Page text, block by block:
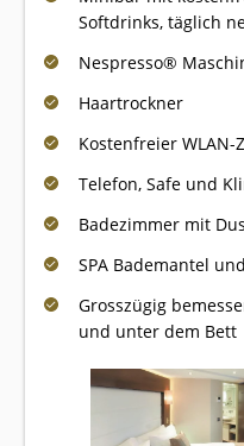
Softdrinks, täglich
Nespresso®
Haartrockner
Kostenfreier WLAN-
Telefon, Safe und
Badezimmer mit
SPA Bademantel
Grosszügig
und unter dem Bett